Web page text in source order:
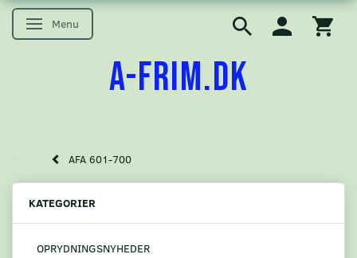
Skifte navigation
Menu
A-FRIM.DK
AFA 601-700
KATEGORIER
OPRYDNINGSNYHEDER